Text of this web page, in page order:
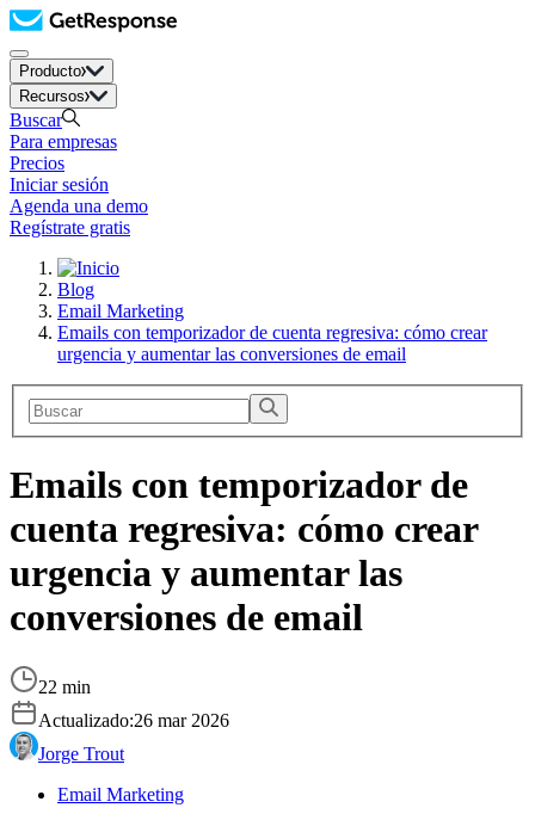
Producto
Recursos
Buscar
Para empresas
Precios
Iniciar sesión
Agenda una demo
Regístrate gratis
Blog
Email Marketing
Emails con temporizador de cuenta regresiva: cómo crear
urgencia y aumentar las conversiones de email
Emails con temporizador de
cuenta regresiva: cómo crear
urgencia y aumentar las
conversiones de email
22 min
Actualizado:26 mar 2026
Jorge Trout
Email Marketing